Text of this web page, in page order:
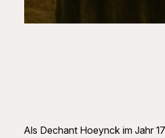
Als Dechant Hoeynck im Jahr